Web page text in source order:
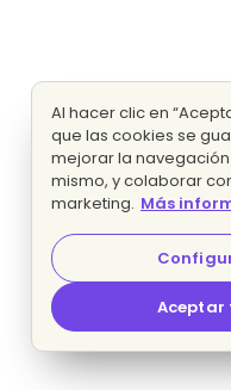
Al hacer clic en
que las cookies se
mejorar la
mismo, y colaborar
marketing. Más
Aceptar